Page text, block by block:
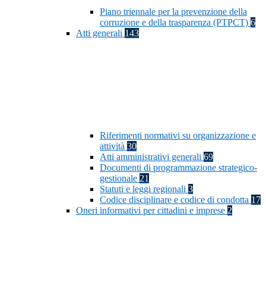
Piano triennale per la prevenzione della
corruzione e della trasparenza (PTPCT) 6
Atti generali 143
Riferimenti normativi su organizzazione e
attività 30
Atti amministrativi generali 69
Documenti di programmazione strategico-
gestionale 21
Statuti e leggi regionali 3
Codice disciplinare e codice di condotta 17
Oneri informativi per cittadini e imprese 2